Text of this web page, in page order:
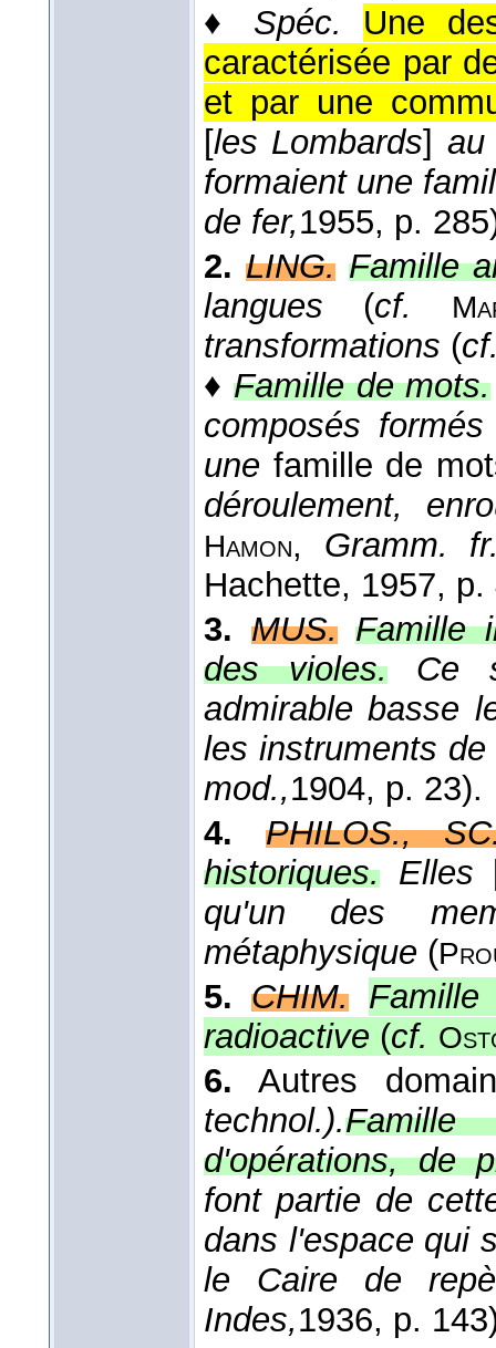
♦ Spéc.
Une
caractérisée par
et par une
[les Lombards] au
formaient une
de fer,1955, p.
2. LING. Famille
langues (cf.
transformations (
♦Famille de mots.
composés
une famille de
déroulement,
Hamon, Gramm.
Hachette, 1957, p.
3. MUS. Famille
des violes.
Ce
admirable basse
les instruments
mod.,1904, p. 23).
4.
PHILOS.,
historiques. Elles
qu'un des
métaphysique (
5. CHIM.
radioactive (cf.
6. Autres
technol.).
d'opérations, de
font partie de
dans l'espace qui
le Caire de
Indes,1936, p.